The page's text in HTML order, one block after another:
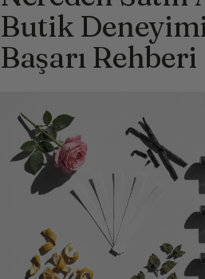
Butik
Başarı Rehberi